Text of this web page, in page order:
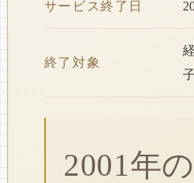
サービス終了日
終了対象
2001年